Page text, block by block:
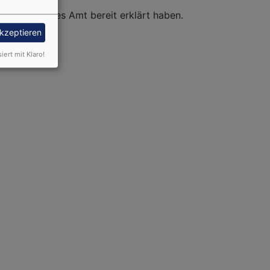
für dieses Amt bereit erklärt haben.
mit Klaro!